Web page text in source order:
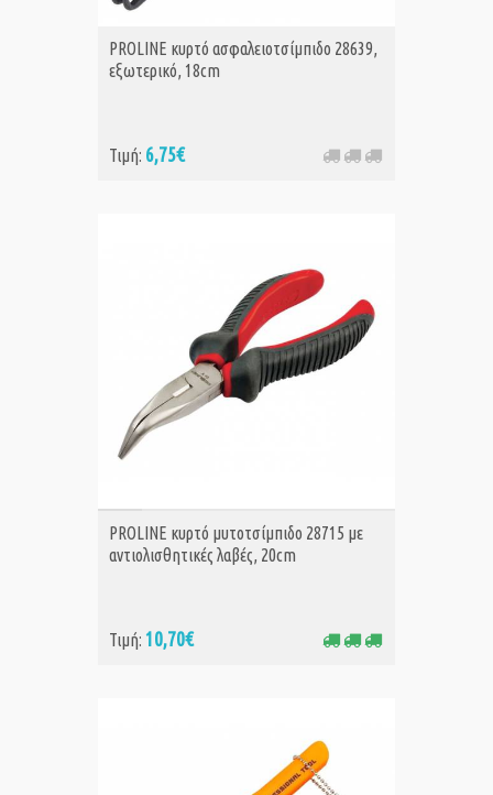
PROLINE κυρτό ασφαλειοτσίμπιδο 28639,
εξωτερικό, 18cm
Τιμή: 6,75€
ΑΓΟΡΑ
PROLINE κυρτό μυτοτσίμπιδο 28715 με
αντιολισθητικές λαβές, 20cm
Τιμή: 10,70€